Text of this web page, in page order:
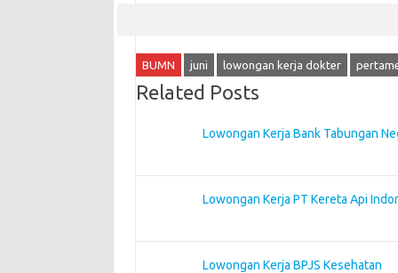
BUMN juni lowongan kerja dokter
Related Posts
Lowongan Kerja Bank Tabungan
Lowongan Kerja PT Kereta Api
Lowongan Kerja BPJS Kesehatan